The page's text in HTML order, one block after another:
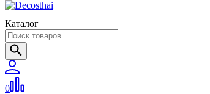
Каталог
0